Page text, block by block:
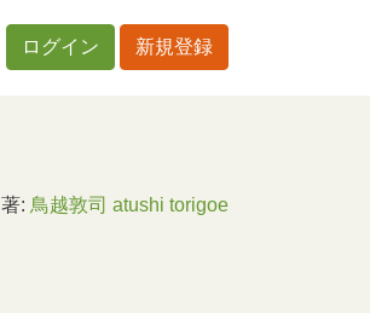
ログイン 新規登録
著: 鳥越敦司 atushi torigoe